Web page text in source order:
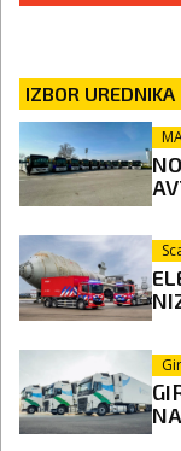
IZBOR UREDNIKA